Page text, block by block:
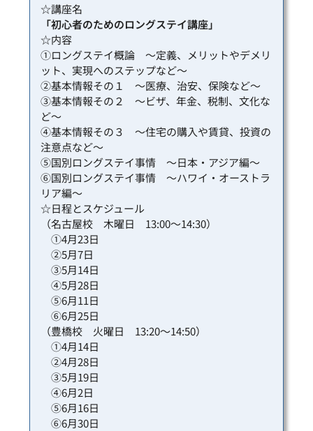
☆講座名
「初心者のためのロングステイ講座」
☆内容
①ロングステイ概論 ～定義、メリットやデメリ
ット、実現へのステップなど～
②基本情報その１ ～医療、治安、保険など～
③基本情報その２ ～ビザ、年金、税制、文化な
ど～
④基本情報その３ ～住宅の購入や賃貸、投資の
注意点など～
⑤国別ロングステイ事情 ～日本・アジア編～
⑥国別ロングステイ事情 ～ハワイ・オーストラ
リア編～
☆日程とスケジュール
（名古屋校 木曜日 13:00～14:30）
①4月23日
②5月7日
③5月14日
④5月28日
⑤6月11日
⑥6月25日
（豊橋校 火曜日 13:20～14:50）
①4月14日
②4月28日
③5月19日
④6月2日
⑤6月16日
⑥6月30日